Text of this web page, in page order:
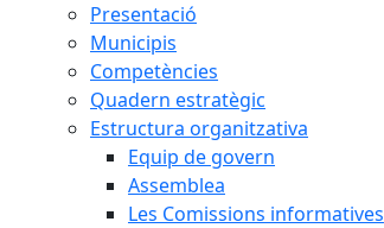
Presentació
Municipis
Competències
Quadern estratègic
Estructura organitzativa
Equip de govern
Assemblea
Les Comissions informatives